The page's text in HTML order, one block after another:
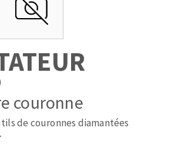
scie à ruban
ABRASIFS APPLIQUÉS
agrippant
et papier
x 280 mm
et patins
DISQUES ABRASIFS
couronne
de couronnes diamantées